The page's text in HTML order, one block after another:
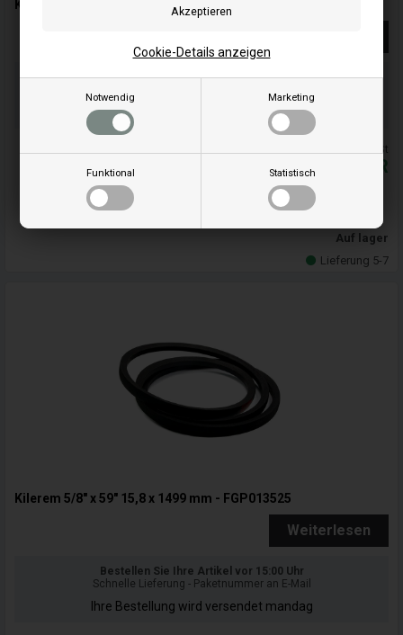
Notwendig Marketing
Funktional Statistisch
Cookie-Details anzeigen
Kilerem 5/8" x 58" 15,8 x 1473 mm - FGP013524
Bestellen Sie Ihre Artikel vor 15:00 Uhr
Ihre Bestellung wird versendet mandag
Alle Preise inkl. MwSt
37,60 EUR
In den warenkorb
Auf lager
Lieferung 5-7
Kilerem 5/8" x 59" 15,8 x 1499 mm - FGP013525
Weiterlesen
Bestellen Sie Ihre Artikel vor 15:00 Uhr
Schnelle Lieferung - Paketnummer an E-Mail
Ihre Bestellung wird versendet mandag